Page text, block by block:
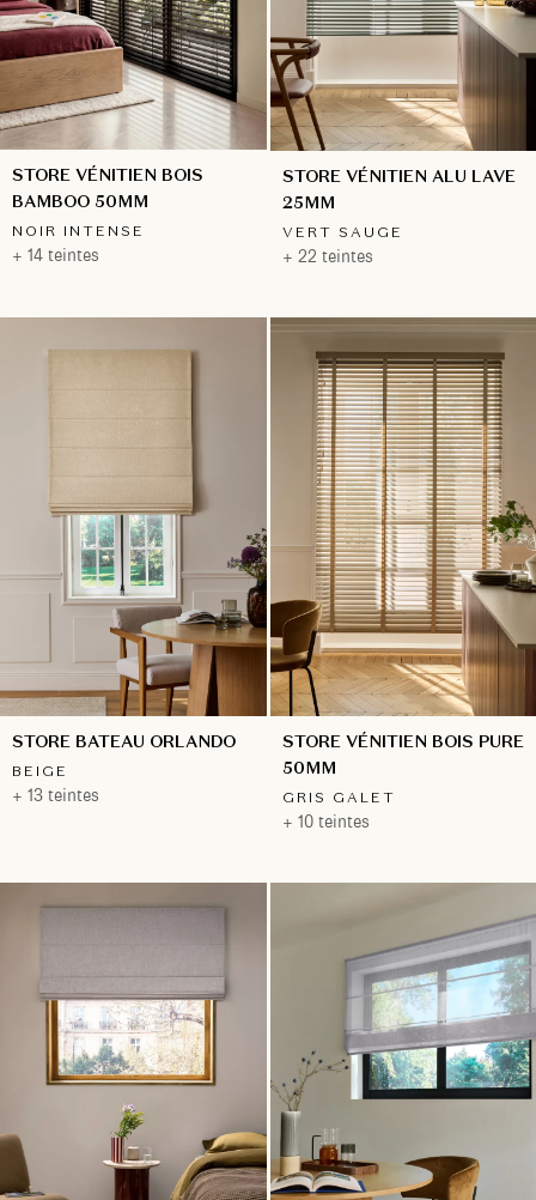
STORE VÉNITIEN BOIS
BAMBOO 50MM
NOIR INTENSE
+ 14 teintes
STORE VÉNITIEN ALU LAVE
25MM
VERT SAUGE
+ 22 teintes
STORE BATEAU ORLANDO
BEIGE
+ 13 teintes
STORE VÉNITIEN BOIS PURE
50MM
GRIS GALET
+ 10 teintes